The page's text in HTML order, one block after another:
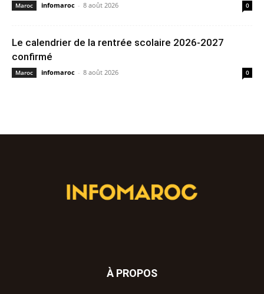
Maroc infomaroc - 8 août 2026 0
Le calendrier de la rentrée scolaire 2026-2027
confirmé
Maroc infomaroc - 8 août 2026 0
À PROPOS